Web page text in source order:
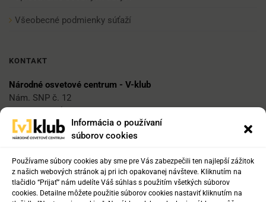
Informácia o používaní
súborov cookies
Používame súbory cookies aby sme pre Vás zabezpečili ten najlepší zážitok
z našich webových stránok aj pri ich opakovanej návšteve. Kliknutím na
tlačidlo “Prijať” nám udelíte Váš súhlas s použitím všetkých súborov
cookies. Detailne môžete použitie súborov cookies nastaviť kliknutím na
Všeobecné podmienky súťaží
KONTAKT
Národné osvetové centrum - V-klub
Nám. SNP č. 12
812 34 Bratislava 1
vklub@nocka.sk
Tel: